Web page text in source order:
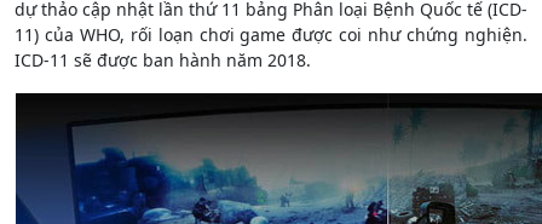
dự thảo cập nhật lần thứ 11 bảng Phân loại Bệnh Quốc tế (ICD-
11) của WHO, rối loạn chơi game được coi như chứng nghiện.
ICD-11 sẽ được ban hành năm 2018.